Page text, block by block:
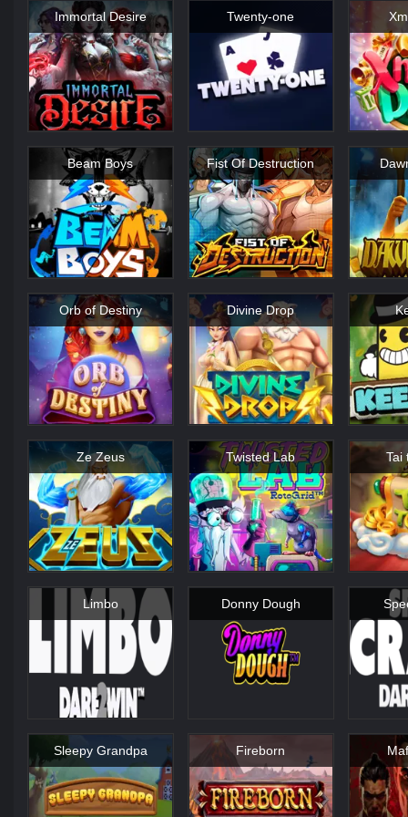
Immortal Desire Twenty-one
Beam Boys Fist Of Destruction
Orb of Destiny Divine Drop
Ze Zeus Twisted Lab Tai
Limbo Donny Dough
Sleepy Grandpa Fireborn